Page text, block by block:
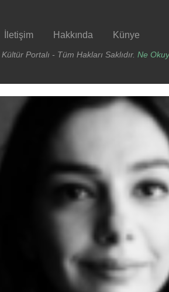
İletişim Hakkında Künye
Portalı - Tüm Hakları Saklıdır. Ne